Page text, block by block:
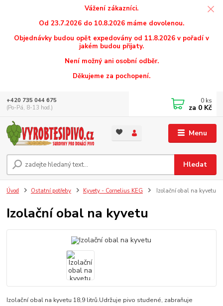
Vážení zákazníci.
Od 23.7.2026 do 10.8.2026 máme dovolenou.
Objednávky budou opět expedovány od 11.8.2026 v pořadí v
jakém budou přijaty.
Není možný ani osobní odběr.
Děkujeme za pochopení.
Menu
Hledat
+420 735 044 675
(Po-Pá, 8-13 hod.)
0 ks
za 0 Kč
Úvod Ostatní potřeby Kyvety - Cornelius KEG Izolační obal na kyvetu
Izolační obal na kyvetu
Izolační obal na kyvetu 18,9 litrů.Udržuje pivo studené, zabraňuje